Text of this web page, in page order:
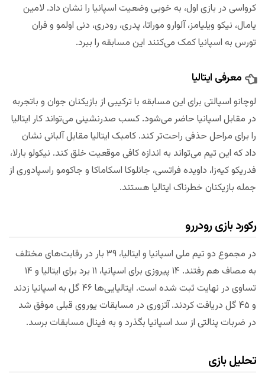
کرواسی در بازی اول، به خوبی وضعیت اسپانیا را نشان داد. لامین
یامال، نیکو ویلیامز، آلوارو موراتا، پدری، رودری، دنی اولمو و فران
تورس به اسپانیا کمک می‌کنند این مسابقه را ببرد.
معرفی ایتالیا
لوچانو اسپالتی برای این مسابقه با ترکیبی از بازیکنان جوان و باتجربه
در مقابل اسپانیا حاضر می‌شود. کسب صدرنشینی می‌تواند کار ایتالیا
را برای مراحل حذفی راحت‌تر کند. کامبک ایتالیا مقابل آلبانی نشان
داد که این تیم می‌تواند به اندازه کافی موقعیت خلق کند. نیکولو بارلا،
فدریکو کیه‌زا، داویده فراتسی، جانلوکا اسکاماکا و جاکومو راسپادوری از
جمله بازیکنان خطرناک ایتالیا هستند.
رکورد بازی رودررو
در مجموع دو تیم ملی اسپانیا و ایتالیا، ۳۹ بار در رقابت‌های مختلف
به مصاف هم رفتند. ۱۴ پیروزی برای اسپانیا، ۱۱ برد برای ایتالیا و ۱۴
تساوی در نهایت ثبت شده است. ایتالیایی‌ها ۴۶ گل به اسپانیا زدند
و ۴۵ گل دریافت کردند. آتزوری در مسابقات یوروی قبلی موفق شد
در ضربات پنالتی از سد اسپانیا بگذرد و به فینال مسابقات برسد.
تحلیل بازی